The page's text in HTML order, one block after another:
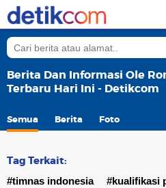
Berita Dan Informasi Ole
Terbaru Hari Ini - Detikcom
Semua Berita Foto
Tag Terkait:
#timnas indonesia
#kualifikasi